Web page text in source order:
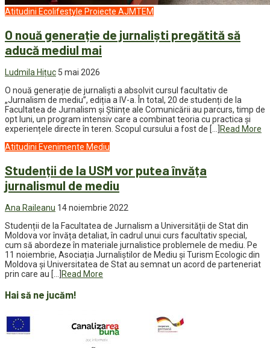
Atitudini Ecolifestyle Proiecte AJMTEM
O nouă generație de jurnaliști pregătită să
aducă mediul mai
Ludmila Hițuc 5 mai 2026
O nouă generație de jurnaliști a absolvit cursul facultativ de
„Jurnalism de mediu”, ediția a IV-a. În total, 20 de studenți de la
Facultatea de Jurnalism și Științe ale Comunicării au parcurs, timp de
opt luni, un program intensiv care a combinat teoria cu practica și
experiențele directe în teren. Scopul cursului a fost de […] Read More
Atitudini Evenimente Mediu
Studenții de la USM vor putea învăța
jurnalismul de mediu
Ana Raileanu 14 noiembrie 2022
Studenții de la Facultatea de Jurnalism a Universității de Stat din
Moldova vor învăța detaliat, în cadrul unui curs facultativ special,
cum să abordeze în materiale jurnalistice problemele de mediu. Pe
11 noiembrie, Asociația Jurnaliștilor de Mediu și Turism Ecologic din
Moldova și Universitatea de Stat au semnat un acord de parteneriat
prin care au […]
Read More
Hai să ne jucăm!